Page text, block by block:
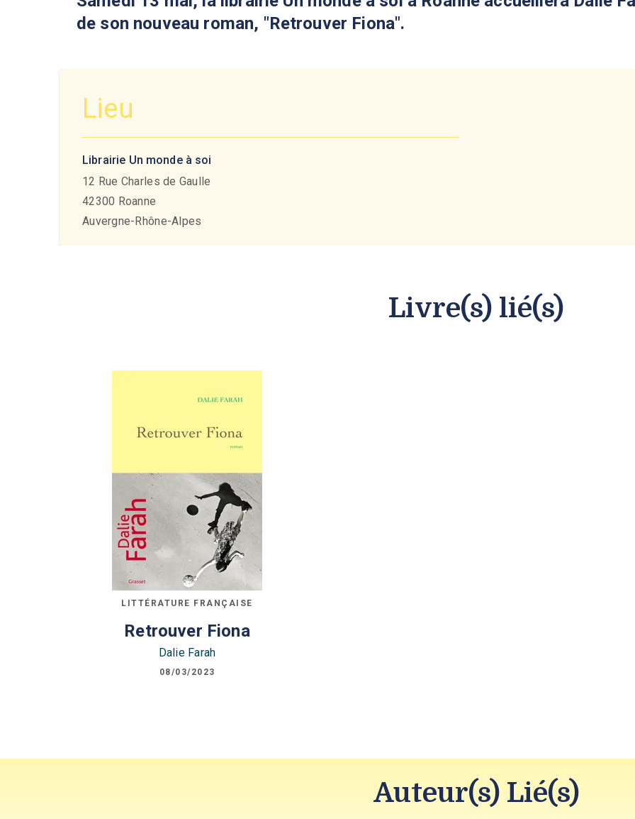
de son nouveau roman, "Retrouver Fiona".
Lieu
Librairie Un monde à soi
12 Rue Charles de Gaulle
42300 Roanne
Auvergne-Rhône-Alpes
Livre(s) lié(s)
LITTÉRATURE FRANÇAISE
Retrouver Fiona
Dalie Farah
08/03/2023
Auteur(s) Lié(s)